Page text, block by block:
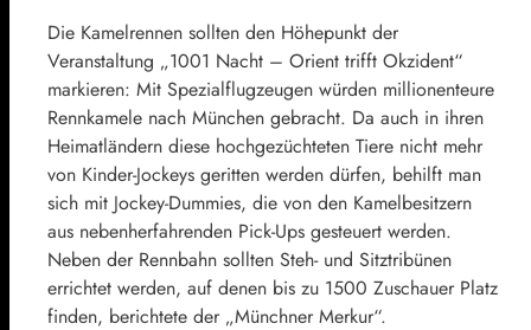
Die Kamelrennen sollten den Höhepunkt der
Veranstaltung „1001 Nacht – Orient trifft Okzident“
markieren: Mit Spezialflugzeugen würden millionenteure
Rennkamele nach München gebracht. Da auch in ihren
Heimatländern diese hochgezüchteten Tiere nicht mehr
von Kinder-Jockeys geritten werden dürfen, behilft man
sich mit Jockey-Dummies, die von den Kamelbesitzern
aus nebenherfahrenden Pick-Ups gesteuert werden.
Neben der Rennbahn sollten Steh- und Sitztribünen
errichtet werden, auf denen bis zu 1500 Zuschauer Platz
finden, berichtete der „Münchner Merkur“.